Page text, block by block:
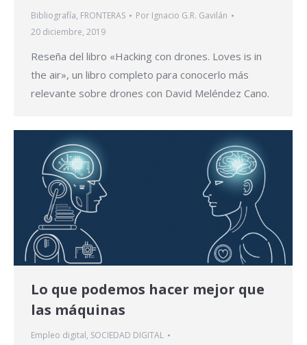
Bibliografía, FRONTERAS Por Ignacio G.R. Gavilán
20 diciembre, 2019
Reseña del libro «Hacking con drones. Loves is in
the air», un libro completo para conocerlo más
relevante sobre drones con David Meléndez Cano.
Lo que podemos hacer mejor que
las máquinas
Empleo digital, SOCIEDAD DIGITAL